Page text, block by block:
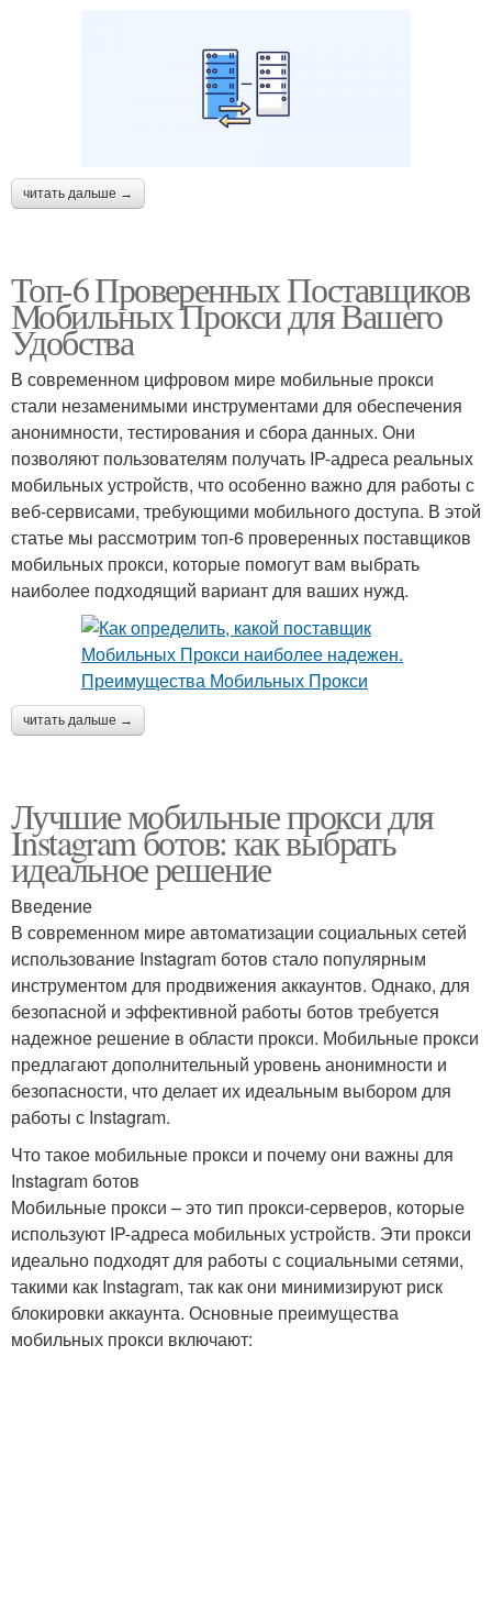
читать дальше →
Топ-6 Проверенных Поставщиков
Мобильных Прокси для Вашего
Удобства
В современном цифровом мире мобильные прокси
стали незаменимыми инструментами для обеспечения
анонимности, тестирования и сбора данных. Они
позволяют пользователям получать IP-адреса реальных
мобильных устройств, что особенно важно для работы с
веб-сервисами, требующими мобильного доступа. В этой
статье мы рассмотрим топ-6 проверенных поставщиков
мобильных прокси, которые помогут вам выбрать
наиболее подходящий вариант для ваших нужд.
читать дальше →
Лучшие мобильные прокси для
Instagram ботов: как выбрать
идеальное решение
Введение
В современном мире автоматизации социальных сетей
использование Instagram ботов стало популярным
инструментом для продвижения аккаунтов. Однако, для
безопасной и эффективной работы ботов требуется
надежное решение в области прокси. Мобильные прокси
предлагают дополнительный уровень анонимности и
безопасности, что делает их идеальным выбором для
работы с Instagram.
Что такое мобильные прокси и почему они важны для
Instagram ботов
Мобильные прокси – это тип прокси-серверов, которые
используют IP-адреса мобильных устройств. Эти прокси
идеально подходят для работы с социальными сетями,
такими как Instagram, так как они минимизируют риск
блокировки аккаунта. Основные преимущества
мобильных прокси включают: